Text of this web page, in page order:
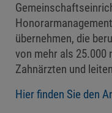
übernehmen, die
von mehr als 25.000
Zahnärzten und
Hier finden Sie den